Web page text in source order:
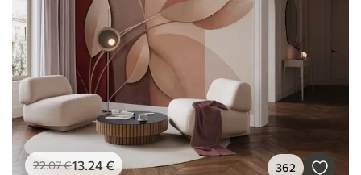
22.07€13.24€ 362